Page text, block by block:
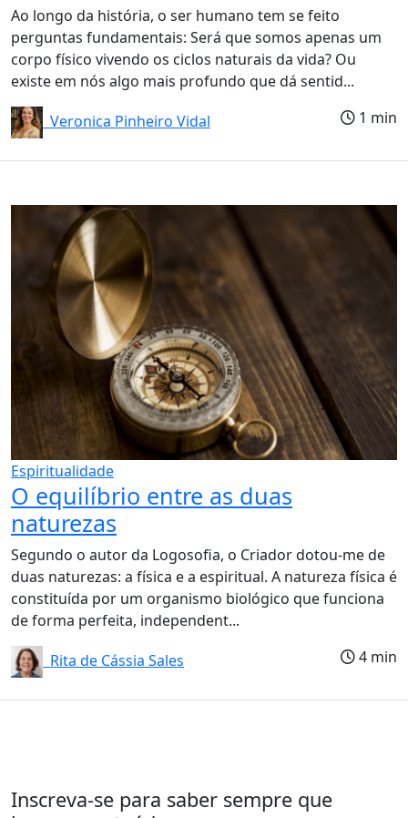
Ao longo da história, o ser humano tem se feito
perguntas fundamentais: Será que somos apenas um
corpo físico vivendo os ciclos naturais da vida? Ou
existe em nós algo mais profundo que dá sentid...
Veronica Pinheiro Vidal
1 min
Espiritualidade
O equilíbrio entre as duas
naturezas
Segundo o autor da Logosofia, o Criador dotou-me de
duas naturezas: a física e a espiritual. A natureza física é
constituída por um organismo biológico que funciona
de forma perfeita, independent...
Rita de Cássia Sales
4 min
Inscreva-se para saber sempre que